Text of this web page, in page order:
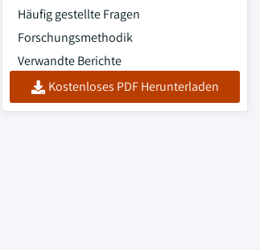
Häufig gestellte Fragen
Forschungsmethodik
Verwandte Berichte
Kostenloses PDF Herunterladen